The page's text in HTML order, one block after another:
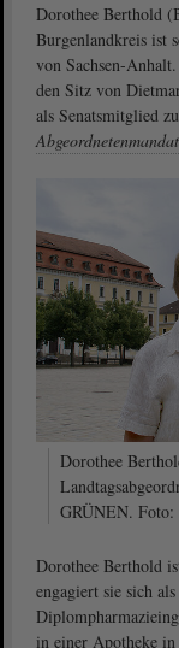
Dorothee Berthold
Burgenlandkreis ist
von Sachsen-
den Sitz von
als Senatsmitglied
Abgeordnetenmandat
Dorothee
GRÜNEN. Foto:
Dorothee Berthold
engagiert sie sich
in einer Apotheke